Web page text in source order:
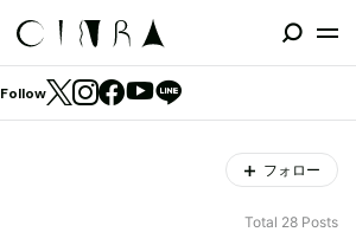
Follow
フォロー
Total 28 Posts